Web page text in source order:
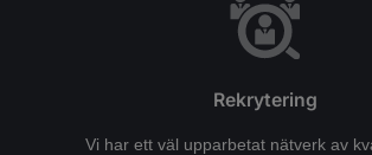
Rekrytering
Vi har ett väl upparbetat nätverk av